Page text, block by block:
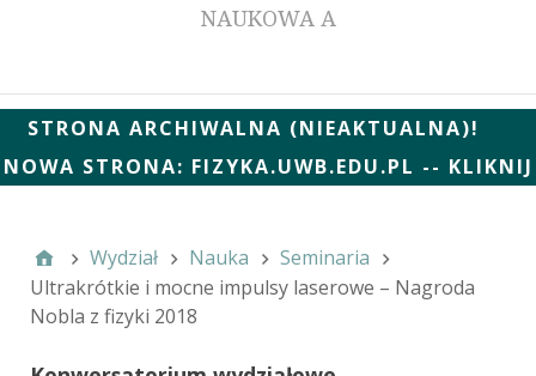
NAUKOWA A
STRONA ARCHIWALNA (NIEAKTUALNA)!
NOWA STRONA: FIZYKA.UWB.EDU.PL -- KLIKNIJ
Wydział Nauka
Seminaria
Ultrakrótkie i mocne impulsy laserowe – Nagroda
Nobla z fizyki 2018